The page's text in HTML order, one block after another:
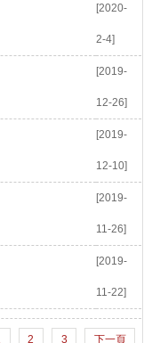
[2020-
2-4]
[2019-
12-26]
[2019-
12-10]
[2019-
11-26]
[2019-
11-22]
2 3 下一頁